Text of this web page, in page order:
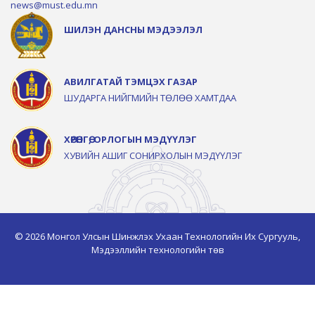
news@must.edu.mn
ШИЛЭН ДАНСНЫ МЭДЭЭЛЭЛ
АВИЛГАТАЙ ТЭМЦЭХ ГАЗАР
ШУДАРГА НИЙГМИЙН ТӨЛӨӨ ХАМТДАА
ХӨРӨНГӨ, ОРЛОГЫН МЭДҮҮЛЭГ
ХУВИЙН АШИГ СОНИРХОЛЫН МЭДҮҮЛЭГ
© 2026 Монгол Улсын Шинжлэх Ухаан Технологийн Их Сургууль,
Мэдээллийн технологийн төв